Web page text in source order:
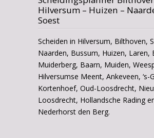
Hilversum – Huizen –
Soest
Scheiden in Hilversum, Bilthoven,
Naarden, Bussum, Huizen, Laren,
Muiderberg, Baarn, Muiden,
Hilversumse Meent, Ankeveen, ‘s-
Kortenhoef, Oud-Loosdrecht,
Loosdrecht, Hollandsche Rading
Nederhorst den Berg.